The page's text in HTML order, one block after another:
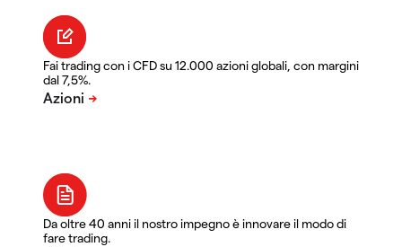
Fai trading con i CFD su 12.000 azioni globali, con margini
dal 7,5%.
Da oltre 40 anni il nostro impegno è innovare il modo di
fare trading.